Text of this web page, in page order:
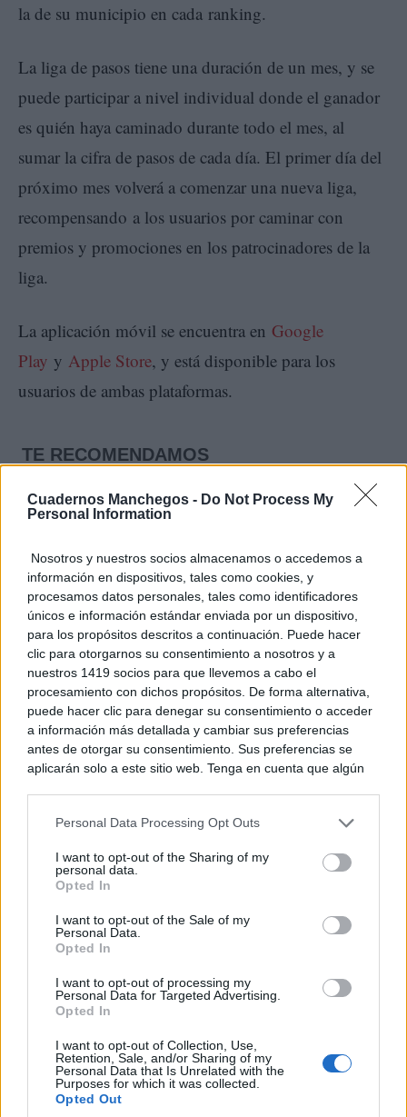
Cuadernos Manchegos - Do Not Process My
Personal Information
Nosotros y nuestros socios almacenamos o accedemos a
información en dispositivos, tales como cookies, y
procesamos datos personales, tales como identificadores
únicos e información estándar enviada por un dispositivo,
para los propósitos descritos a continuación. Puede hacer
clic para otorgarnos su consentimiento a nosotros y a
nuestros 1419 socios para que llevemos a cabo el
procesamiento con dichos propósitos. De forma alternativa,
puede hacer clic para denegar su consentimiento o acceder
a información más detallada y cambiar sus preferencias
antes de otorgar su consentimiento. Sus preferencias se
aplicarán solo a este sitio web. Tenga en cuenta que algún
rechazar tal procesamiento. Puede cambiar sus preferencias
a este sitio y haciendo clic en el botón "Privacidad" en la
parte inferior de la página web.
Please note that this website/app uses one or more Google
services and may gather and store information including but
not limited to your visit or usage behaviour. You may click to
use your data for below specified purposes in below Google
consent section.
Personal Data Processing Opt Outs
I want to opt-out of the Sharing of my
personal data.
Opted In
I want to opt-out of the Sale of my
Personal Data.
Opted In
I want to opt-out of processing my
Personal Data for Targeted Advertising.
Opted In
I want to opt-out of Collection, Use,
Retention, Sale, and/or Sharing of my
Personal Data that Is Unrelated with the
Purposes for which it was collected.
Opted Out
la de su municipio en cada ranking.
La liga de pasos tiene una duración de un mes, y se
puede participar a nivel individual donde el ganador
es quién haya caminado durante todo el mes, al
sumar la cifra de pasos de cada día. El primer día del
próximo mes volverá a comenzar una nueva liga,
recompensando a los usuarios por caminar con
premios y promociones en los patrocinadores de la
liga.
La aplicación móvil se encuentra en Google
Play y Apple Store, y está disponible para los
usuarios de ambas plataformas.
TE RECOMENDAMOS
Corepunk MMORPG
Un verdadero MMORPG de la vieja escuela ¡Cómo los
de antes, pero mejor!
Parece ciencia ficción
Prepárate para alucinar con estas criaturas